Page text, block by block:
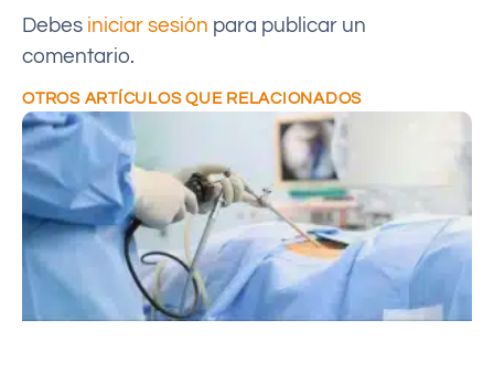
Debes iniciar sesión para publicar un
comentario.
OTROS ARTÍCULOS QUE RELACIONADOS